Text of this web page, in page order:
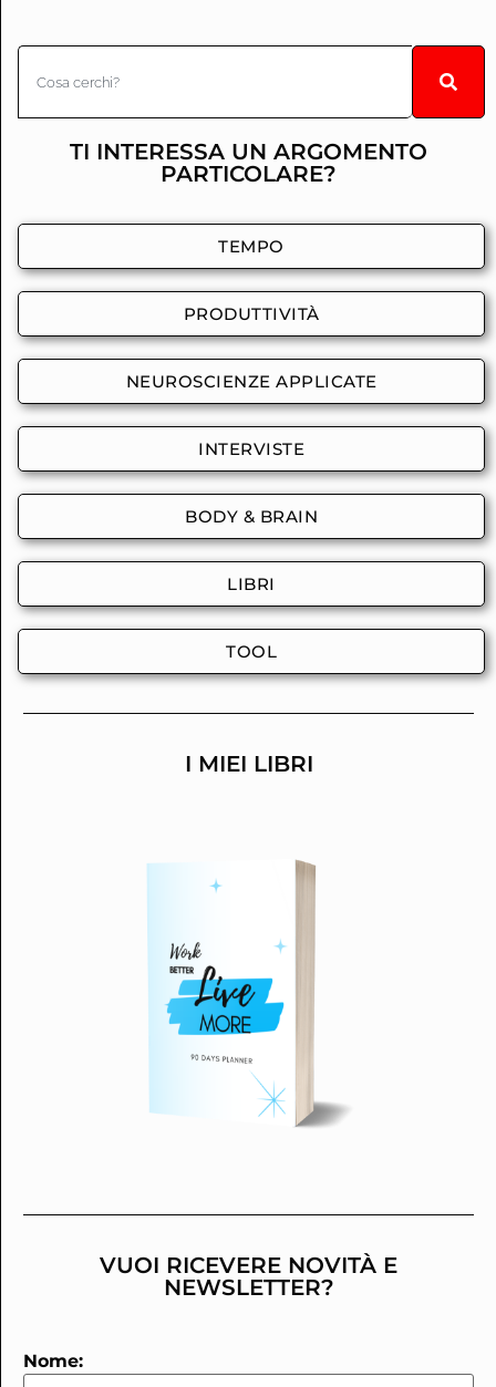
TI INTERESSA UN ARGOMENTO
PARTICOLARE?
TEMPO
PRODUTTIVITÀ
NEUROSCIENZE APPLICATE
INTERVISTE
BODY & BRAIN
LIBRI
TOOL
I MIEI LIBRI
VUOI RICEVERE NOVITÀ E
NEWSLETTER?
Nome: